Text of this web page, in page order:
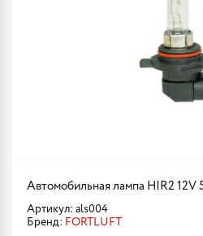
Автомобильная лампа HIR2 12V
Артикул: als004
Бренд: FORTLUFT